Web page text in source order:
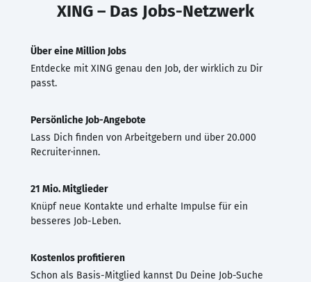
XING – Das Jobs-Netzwerk
Über eine Million Jobs
Entdecke mit XING genau den Job, der wirklich zu Dir
passt.
Persönliche Job-Angebote
Lass Dich finden von Arbeitgebern und über 20.000
Recruiter·innen.
21 Mio. Mitglieder
Knüpf neue Kontakte und erhalte Impulse für ein
besseres Job-Leben.
Kostenlos profitieren
Schon als Basis-Mitglied kannst Du Deine Job-Suche